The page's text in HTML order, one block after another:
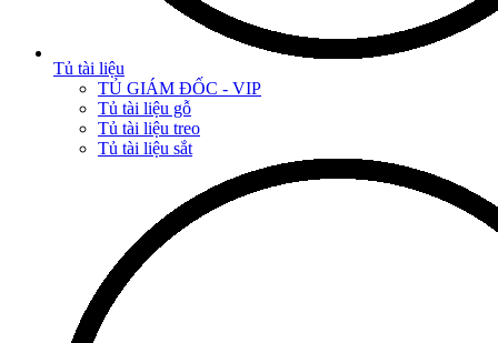
Tủ tài liệu
TỦ GIÁM ĐỐC - VIP
Tủ tài liệu gỗ
Tủ tài liệu treo
Tủ tài liệu sắt